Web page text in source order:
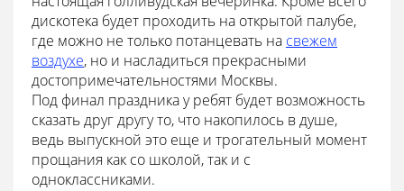
дискотека будет проходить на открытой палубе,
где можно не только потанцевать на свежем
воздухе, но и насладиться прекрасными
достопримечательностями Москвы.
Под финал праздника у ребят будет возможность
сказать друг другу то, что накопилось в душе,
ведь выпускной это еще и трогательный момент
прощания как со школой, так и с
одноклассниками.